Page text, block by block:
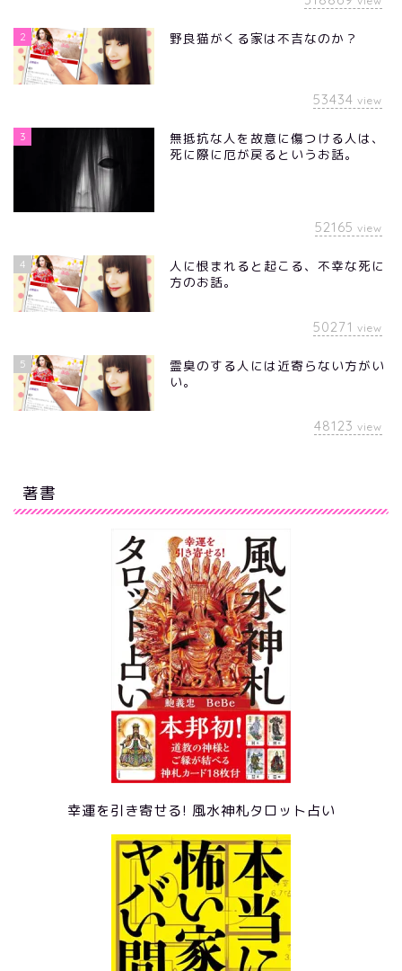
2 野良猫がくる家は不吉なのか？
53434 view
3
無抵抗な人を故意に傷つける人は、
死に際に厄が戻るというお話。
52165 view
4
人に恨まれると起こる、不幸な死に
方のお話。
50271 view
5
霊臭のする人には近寄らない方がい
い。
48123 view
著書
幸運を引き寄せる! 風水神札タロット占い